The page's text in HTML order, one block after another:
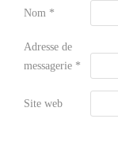
Nom *
Adresse de
messagerie *
Site web